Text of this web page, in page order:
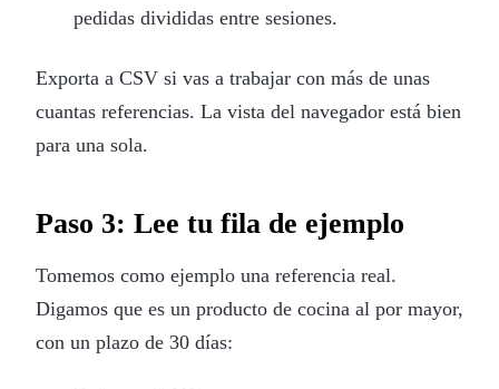
pedidas divididas entre sesiones.
Exporta a CSV si vas a trabajar con más de unas
cuantas referencias. La vista del navegador está bien
para una sola.
Paso 3: Lee tu fila de ejemplo
Tomemos como ejemplo una referencia real.
Digamos que es un producto de cocina al por mayor,
con un plazo de 30 días: